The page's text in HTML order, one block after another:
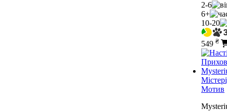
2-6
6+
10-20
549 ₴
Мотив